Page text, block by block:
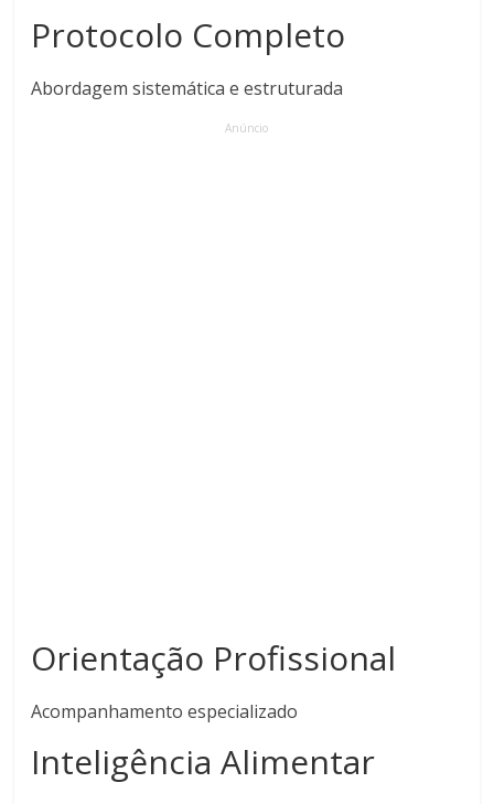
Protocolo Completo
Abordagem sistemática e estruturada
Anúncio
Orientação Profissional
Acompanhamento especializado
Inteligência Alimentar